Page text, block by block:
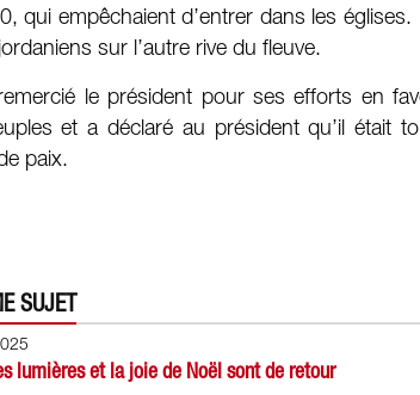
qui empêchaient d’entrer dans les
sur l’autre rive du fleuve.
le président pour ses efforts en
et a déclaré au président qu’il était
paix.
SUJET
lumières et la joie de Noël sont de retour